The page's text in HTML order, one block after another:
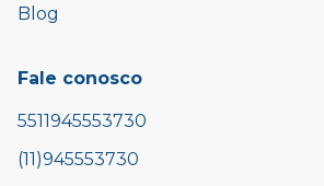
Blog
Fale conosco
5511945553730
(11)945553730